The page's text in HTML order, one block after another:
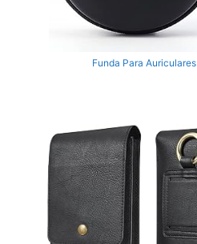
Funda Para Auriculares